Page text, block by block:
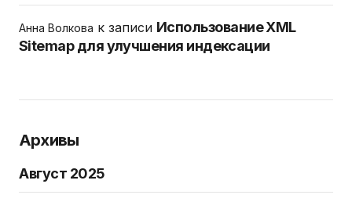
Анна Волкова к записи Использование XML
Sitemap для улучшения индексации
Архивы
Август 2025